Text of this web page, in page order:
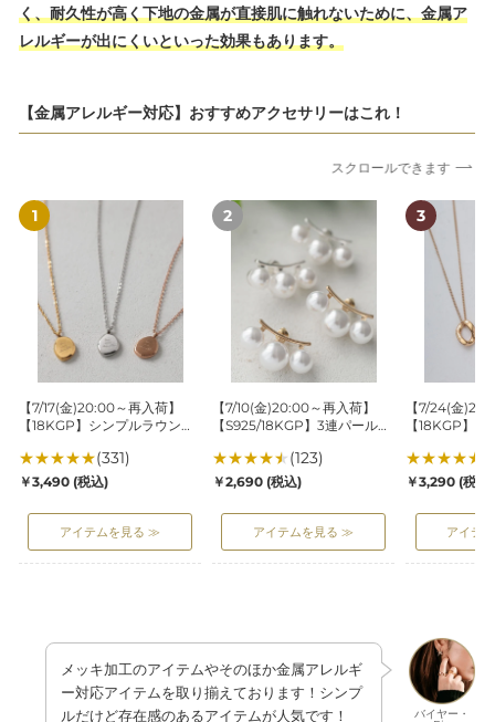
く、耐久性が高く下地の金属が直接肌に触れないために、金属ア
レルギーが出にくいといった効果もあります。
【金属アレルギー対応】おすすめアクセサリーはこれ！
スクロールできます
【7/17(金)20:00
～
荷】
【18KGP】
ル
ウ
ン
ド
ッ
【7/17(金)20:00～再入荷】
【18KGP】シンプルラウンド
★★★★★(331)
通
価
￥3,490 (税込)
アイテムを見る ≫
【7/10(金)20:00
～
【S925/18KGP】
ー
ピ
ア
ス
【7/10(金)20:00～再入荷】
【S925/18KGP】3連パールピ
★★★★★(123)
通
価
￥2,690 (税込)
アイテムを見る ≫
【7/24(金
～
【18KGP】
ン
サ
ー
ク
ネ
ス
【7/24(金
【18KGP】
★★★★★
通
価
￥3,290 (税込)
アイテ
バイヤー・
メッキ加工のアイテムやそのほか金属アレルギ
ー対応アイテムを取り揃えております！シンプ
ルだけど存在感のあるアイテムが人気です！